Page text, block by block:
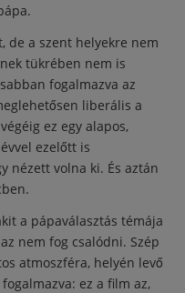
de a szent helyekre nem
tükrében nem is
fogalmazva az
liberális a
ez egy alapos,
ezelőtt is
nézett volna ki. És aztán
a pápaválasztás témája
nem fog csalódni. Szép
atmoszféra, helyén levő
ez a film az,